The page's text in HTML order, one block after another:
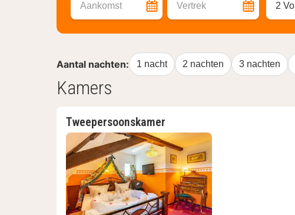
Aankomst Vertrek 2
Aantal nachten: 1 nacht 2 nachten 3 nachten
Kamers
Tweepersoonskamer